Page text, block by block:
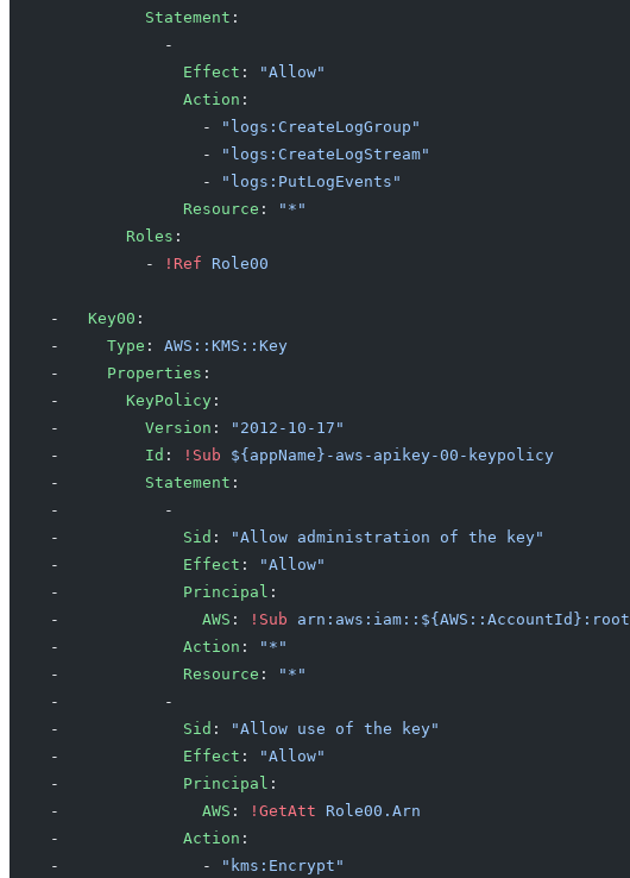
          Statement
:
            -
              Effect
:
"Allow"
              Action
:
                -
"logs:CreateLogGroup"
                -
"logs:CreateLogStream"
                -
"logs:PutLogEvents"
              Resource
:
"*"
        Roles
:
          -
!Ref Role00
- Key00 :
- Type : AWS::KMS::Key
- Properties :
- KeyPolicy :
- Version :
"2012-10-17"
- Id : !Sub ${appName}-aws-apikey-00-keypolicy
- Statement :
-           -
- Sid :
"Allow administration of the key"
- Effect :
"Allow"
- Principal :
- AWS : !Sub arn:aws:iam::${AWS::AccountId}:root
- Action :
"*"
- Resource :
"*"
-           -
- Sid :
"Allow use of the key"
- Effect :
"Allow"
- Principal :
- AWS : !GetAtt Role00.Arn
- Action :
-               -
"kms:Encrypt"